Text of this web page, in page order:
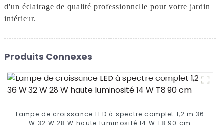
d'un éclairage de qualité professionnelle pour votre jardin
intérieur.
Produits Connexes
Lampe de croissance LED à spectre complet 1,2 m 36
W 32 W 28 W haute luminosité 14 W T8 90 cm